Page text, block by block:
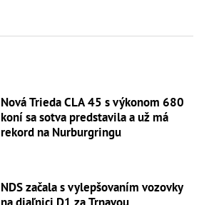
Nová Trieda CLA 45 s výkonom 680
koní sa sotva predstavila a už má
rekord na Nurburgringu
NDS začala s vylepšovaním vozovky